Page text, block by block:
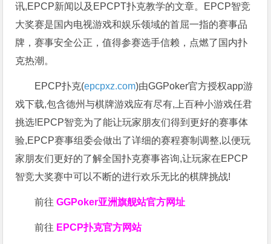
讯,EPCP新闻以及EPCPT扑克教学的文章。EPCP智竞
大奖赛是国内电视游戏和娱乐领域的首屈一指的赛事品
牌，赛事安全公正，值得参赛选手信赖，点燃了国内扑
克热潮。
EPCP扑克(epcpxz.com)由GGPoker官方授权app游
戏下载,包含德州与棋牌游戏应有尽有,上百种小游戏任君
挑选!EPCP智竞为了能让玩家朋友们得到更好的赛事体
验,EPCP赛事组委会做出了详细的赛程赛制调整,以便玩
家朋友们更好的了解全国扑克赛事咨询,让玩家在EPCP
智竞大奖赛中可以不断的进行欢乐无比的棋牌挑战!
前往GGPoker亚洲旗舰站官方网址
前往 EPCP扑克官方网站